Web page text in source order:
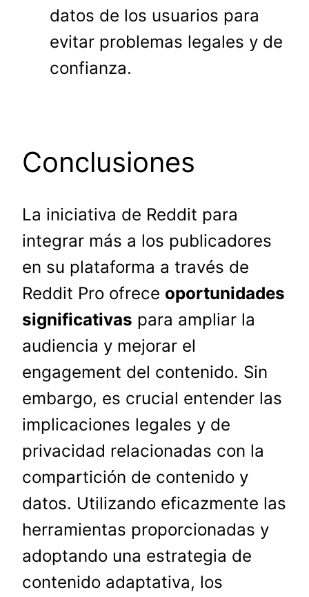
datos de los usuarios para
evitar problemas legales y de
confianza.
Conclusiones
La iniciativa de Reddit para
integrar más a los publicadores
en su plataforma a través de
Reddit Pro ofrece oportunidades
significativas para ampliar la
audiencia y mejorar el
engagement del contenido. Sin
embargo, es crucial entender las
implicaciones legales y de
privacidad relacionadas con la
compartición de contenido y
datos. Utilizando eficazmente las
herramientas proporcionadas y
adoptando una estrategia de
contenido adaptativa, los